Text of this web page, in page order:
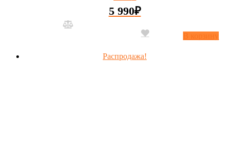
5 990₽
Распродажа!